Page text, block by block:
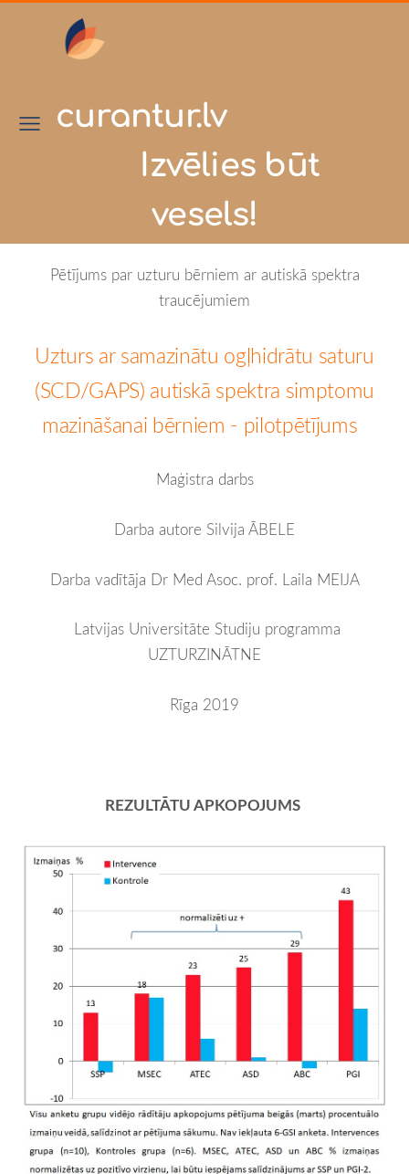
curantur.lv
Izvēlies būt
vesels!
Pētījums par uzturu bērniem ar autiskā spektra
traucējumiem
Uzturs ar samazinātu ogļhidrātu saturu
(SCD/GAPS) autiskā spektra simptomu
mazināšanai bērniem - pilotpētījums
Maģistra darbs
Darba autore Silvija ĀBELE
Darba vadītāja Dr Med Asoc. prof. Laila MEIJA
Latvijas Universitāte Studiju programma
UZTURZINĀTNE
Rīga 2019
REZULTĀTU APKOPOJUMS